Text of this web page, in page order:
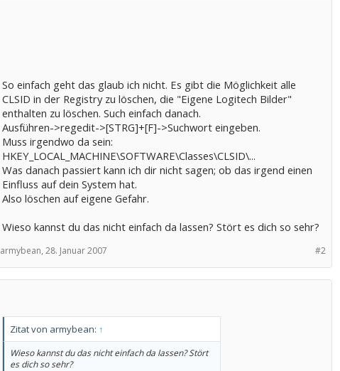
So einfach geht das glaub ich nicht. Es gibt die Möglichkeit alle
CLSID in der Registry zu löschen, die "Eigene Logitech Bilder"
enthalten zu löschen. Such einfach danach.
Ausführen->regedit->[STRG]+[F]->Suchwort eingeben.
Muss irgendwo da sein:
HKEY_LOCAL_MACHINE\SOFTWARE\Classes\CLSID\...
Was danach passiert kann ich dir nicht sagen; ob das irgend einen
Einfluss auf dein System hat.
Also löschen auf eigene Gefahr.
Wieso kannst du das nicht einfach da lassen? Stört es dich so sehr?
#2
armybean, 28. Januar 2007
Zitat von armybean: ↑
Wieso kannst du das nicht einfach da lassen? Stört
es dich so sehr?